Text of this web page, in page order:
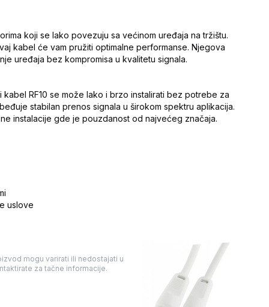
koji se lako povezuju sa većinom uređaja na tržištu.
kabel će vam pružiti optimalne performanse. Njegova
uređaja bez kompromisa u kvalitetu signala.
RF10 se može lako i brzo instalirati bez potrebe za
stabilan prenos signala u širokom spektru aplikacija.
instalacije gde je pouzdanost od najvećeg značaja.
uslove
mogu varirati ili nedostajati u
za tačne informacije.